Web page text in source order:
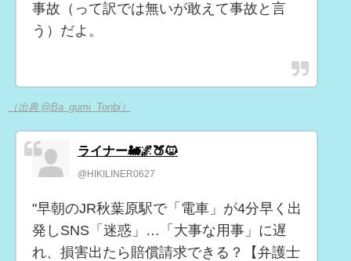
事故（って訳では無いが敢えて事故と言
う）だよ。
（出典 @Ba_gumi_Tonbi）
ライナー🚂🌌🍑🐱
@HIKILINER0627
"早朝のJR秋葉原駅で「電車」が4分早く出
発しSNS「迷惑」…「大事な用事」に遅
れ、損害出たら賠償請求できる？【弁護士